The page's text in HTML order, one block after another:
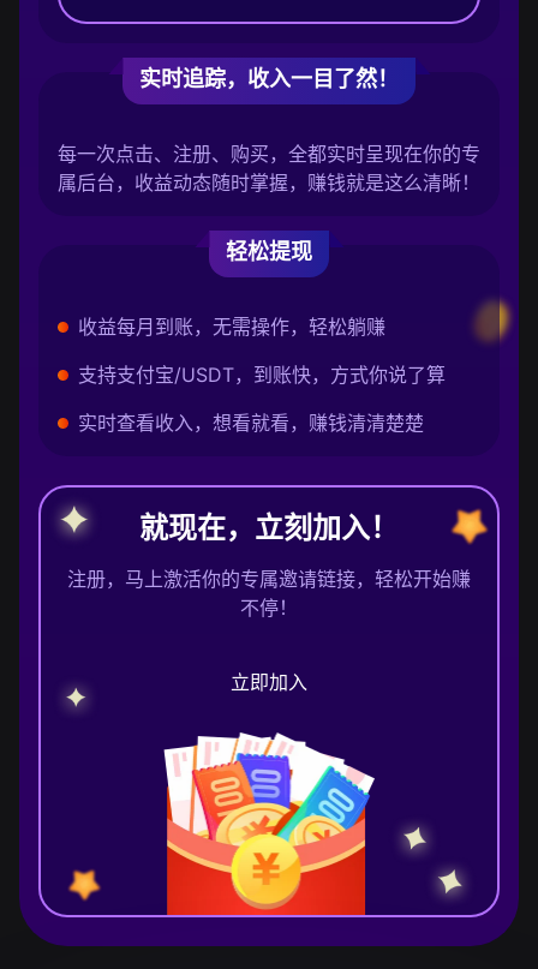
实时追踪，收入一目了然！
每一次点击、注册、购买，全都实时呈现在你的专
属后台，收益动态随时掌握，赚钱就是这么清晰！
轻松提现
收益每月到账，无需操作，轻松躺赚
支持支付宝/USDT，到账快，方式你说了算
实时查看收入，想看就看，赚钱清清楚楚
就现在，立刻加入！
注册，马上激活你的专属邀请链接，轻松开始赚
不停！
立即加入